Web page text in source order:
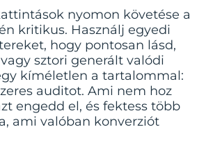
nyomon követése a
kritikus. Használj egyedi
hogy pontosan lásd,
sztori generált valódi
kíméletlen a tartalommal:
auditot. Ami nem hoz
engedd el, és fektess több
ami valóban konverziót